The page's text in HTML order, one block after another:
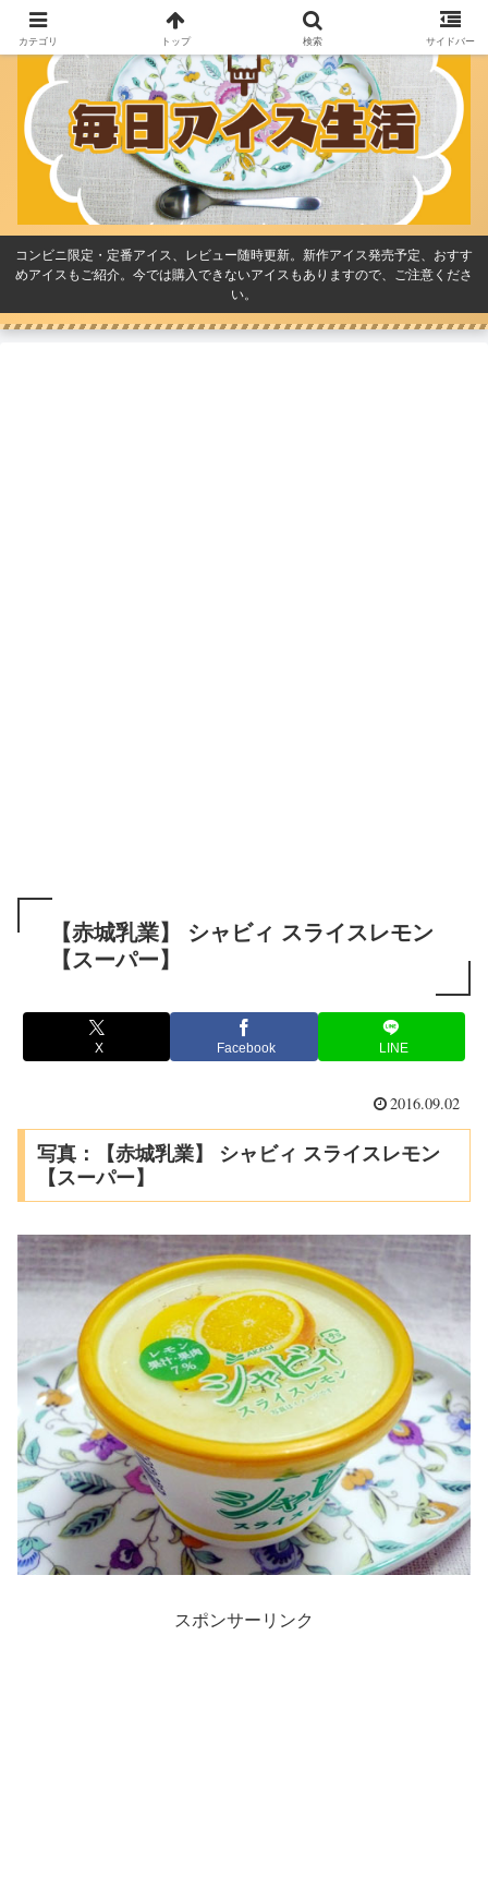
コンビニ限定・定番アイス、レビュー随時更新。新作アイス発売予定、おすす
めアイスもご紹介。今では購入できないアイスもありますので、ご注意くださ
い。
【赤城乳業】 シャビィ スライスレモン
【スーパー】
X Facebook LINE
2016.09.02
写真：【赤城乳業】 シャビィ スライスレモン
【スーパー】
スポンサーリンク
カテゴリ トップ 検索 サイドバー